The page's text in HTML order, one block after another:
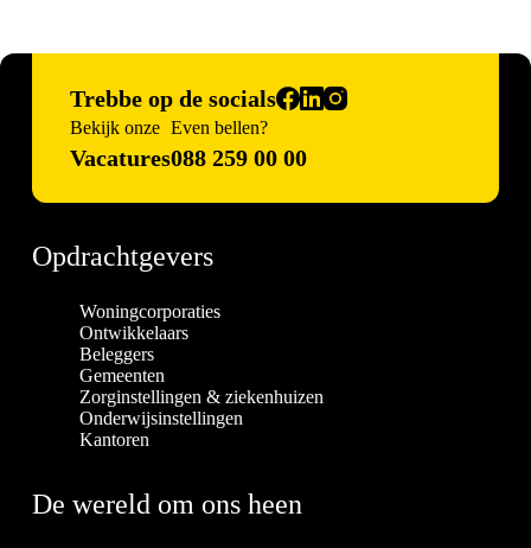
Trebbe op de socials
Bekijk onze
Vacatures
Even bellen?
088 259 00 00
Opdrachtgevers
Woningcorporaties
Ontwikkelaars
Beleggers
Gemeenten
Zorginstellingen & ziekenhuizen
Onderwijsinstellingen
Kantoren
De wereld om ons heen